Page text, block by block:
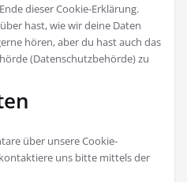
dieser Cookie-Erklärung.
hast, wie wir deine Daten
hören, aber du hast auch das
(Datenschutzbehörde) zu
über unsere Cookie-
uns bitte mittels der